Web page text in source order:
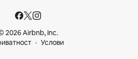
2026 Airbnb, Inc.
Услови